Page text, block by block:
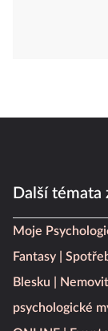
Další témata
Moje
Fantasy
Blesku
psychologické